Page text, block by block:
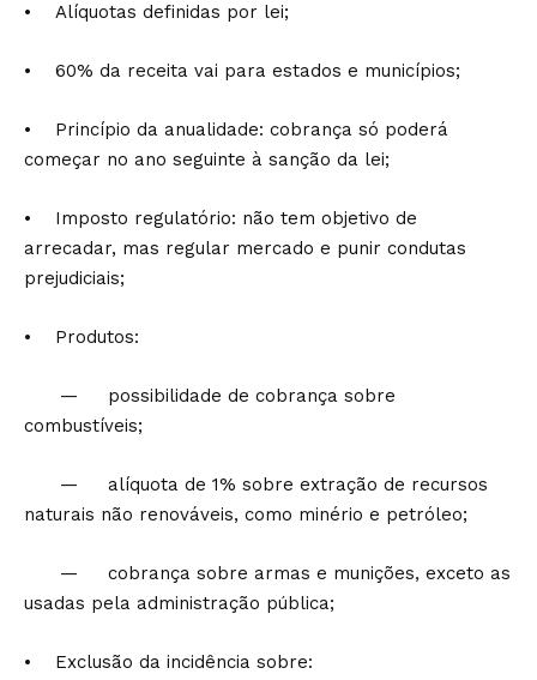
• Alíquotas definidas por lei;
• 60% da receita vai para estados e municípios;
• Princípio da anualidade: cobrança só poderá
começar no ano seguinte à sanção da lei;
• Imposto regulatório: não tem objetivo de
arrecadar, mas regular mercado e punir condutas
prejudiciais;
• Produtos:
— possibilidade de cobrança sobre
combustíveis;
— alíquota de 1% sobre extração de recursos
naturais não renováveis, como minério e petróleo;
— cobrança sobre armas e munições, exceto as
usadas pela administração pública;
• Exclusão da incidência sobre: